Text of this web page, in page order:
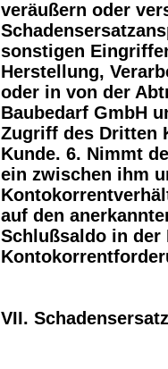
veräußern oder
sonstigen
Herstellung,
oder in von der
Baubedarf GmbH
Zugriff des Dritten
Kunde. 6. Nimmt
ein zwischen ihm
auf den
Schlußsaldo in der
VII. Schadensersatz